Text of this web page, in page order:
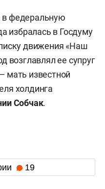
федеральную
избралась в Госдуму
движения «Наш
возглавлял ее супруг
мать известной
холдинга
Собчак.
19